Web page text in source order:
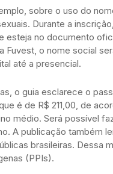
sobre o uso do
Durante a
esteja no documento
Fuvest, o nome social
até a presencial.
o guia esclarece o
é de R$ 211,00, de
médio. Será possível
A publicação também
brasileiras. Dessa
(PPIs).